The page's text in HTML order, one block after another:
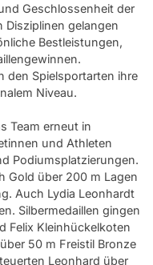
Geschlossenheit der
Disziplinen gelangen
Bestleistungen,
den Spielsportarten ihre
Niveau.
Team erneut in
und Athleten
Podiumsplatzierungen.
Gold über 200 m Lagen
Auch Lydia Leonhardt
Silbermedaillen gingen
Felix Kleinhückelkoten
50 m Freistil Bronze
Leonhard über